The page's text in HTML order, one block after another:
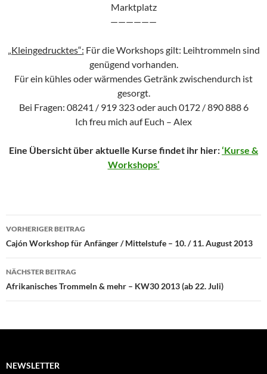
Marktplatz
——————
„Kleingedrucktes“: Für die Workshops gilt: Leihtrommeln sind
genügend vorhanden.
Für ein kühles oder wärmendes Getränk zwischendurch ist
gesorgt.
Bei Fragen: 08241 / 919 323 oder auch 0172 / 890 888 6
Ich freu mich auf Euch – Alex
Eine Übersicht über aktuelle Kurse findet ihr hier:‘Kurse &
Workshops’
Beitragsnavigation
VORHERIGER BEITRAG
Cajón Workshop für Anfänger / Mittelstufe – 10. / 11. August 2013
NÄCHSTER BEITRAG
Afrikanisches Trommeln & mehr – KW30 2013 (ab 22. Juli)
NEWSLETTER